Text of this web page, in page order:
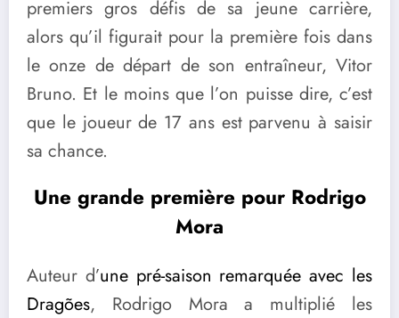
premiers gros défis de sa jeune carrière,
alors qu’il figurait pour la première fois dans
le onze de départ de son entraîneur, Vitor
Bruno. Et le moins que l’on puisse dire, c’est
que le joueur de 17 ans est parvenu à saisir
sa chance.
Une grande première pour Rodrigo
Mora
Auteur d’une pré-saison remarquée avec les
Dragões, Rodrigo Mora a multiplié les